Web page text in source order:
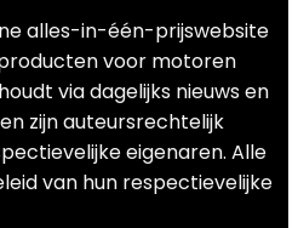
alles-in-één-prijswebsite
voor motoren
via dagelijks nieuws en
zijn auteursrechtelijk
eigenaren. Alle
van hun respectievelijke